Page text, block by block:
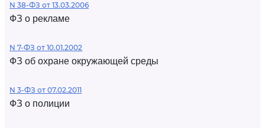
N 38-ФЗ от 13.03.2006
ФЗ о рекламе
N 7-ФЗ от 10.01.2002
ФЗ об охране окружающей среды
N 3-ФЗ от 07.02.2011
ФЗ о полиции